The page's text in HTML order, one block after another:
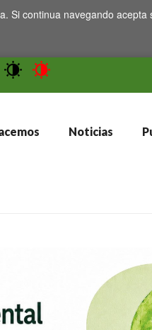
Si continua navegando acepta
Noticias